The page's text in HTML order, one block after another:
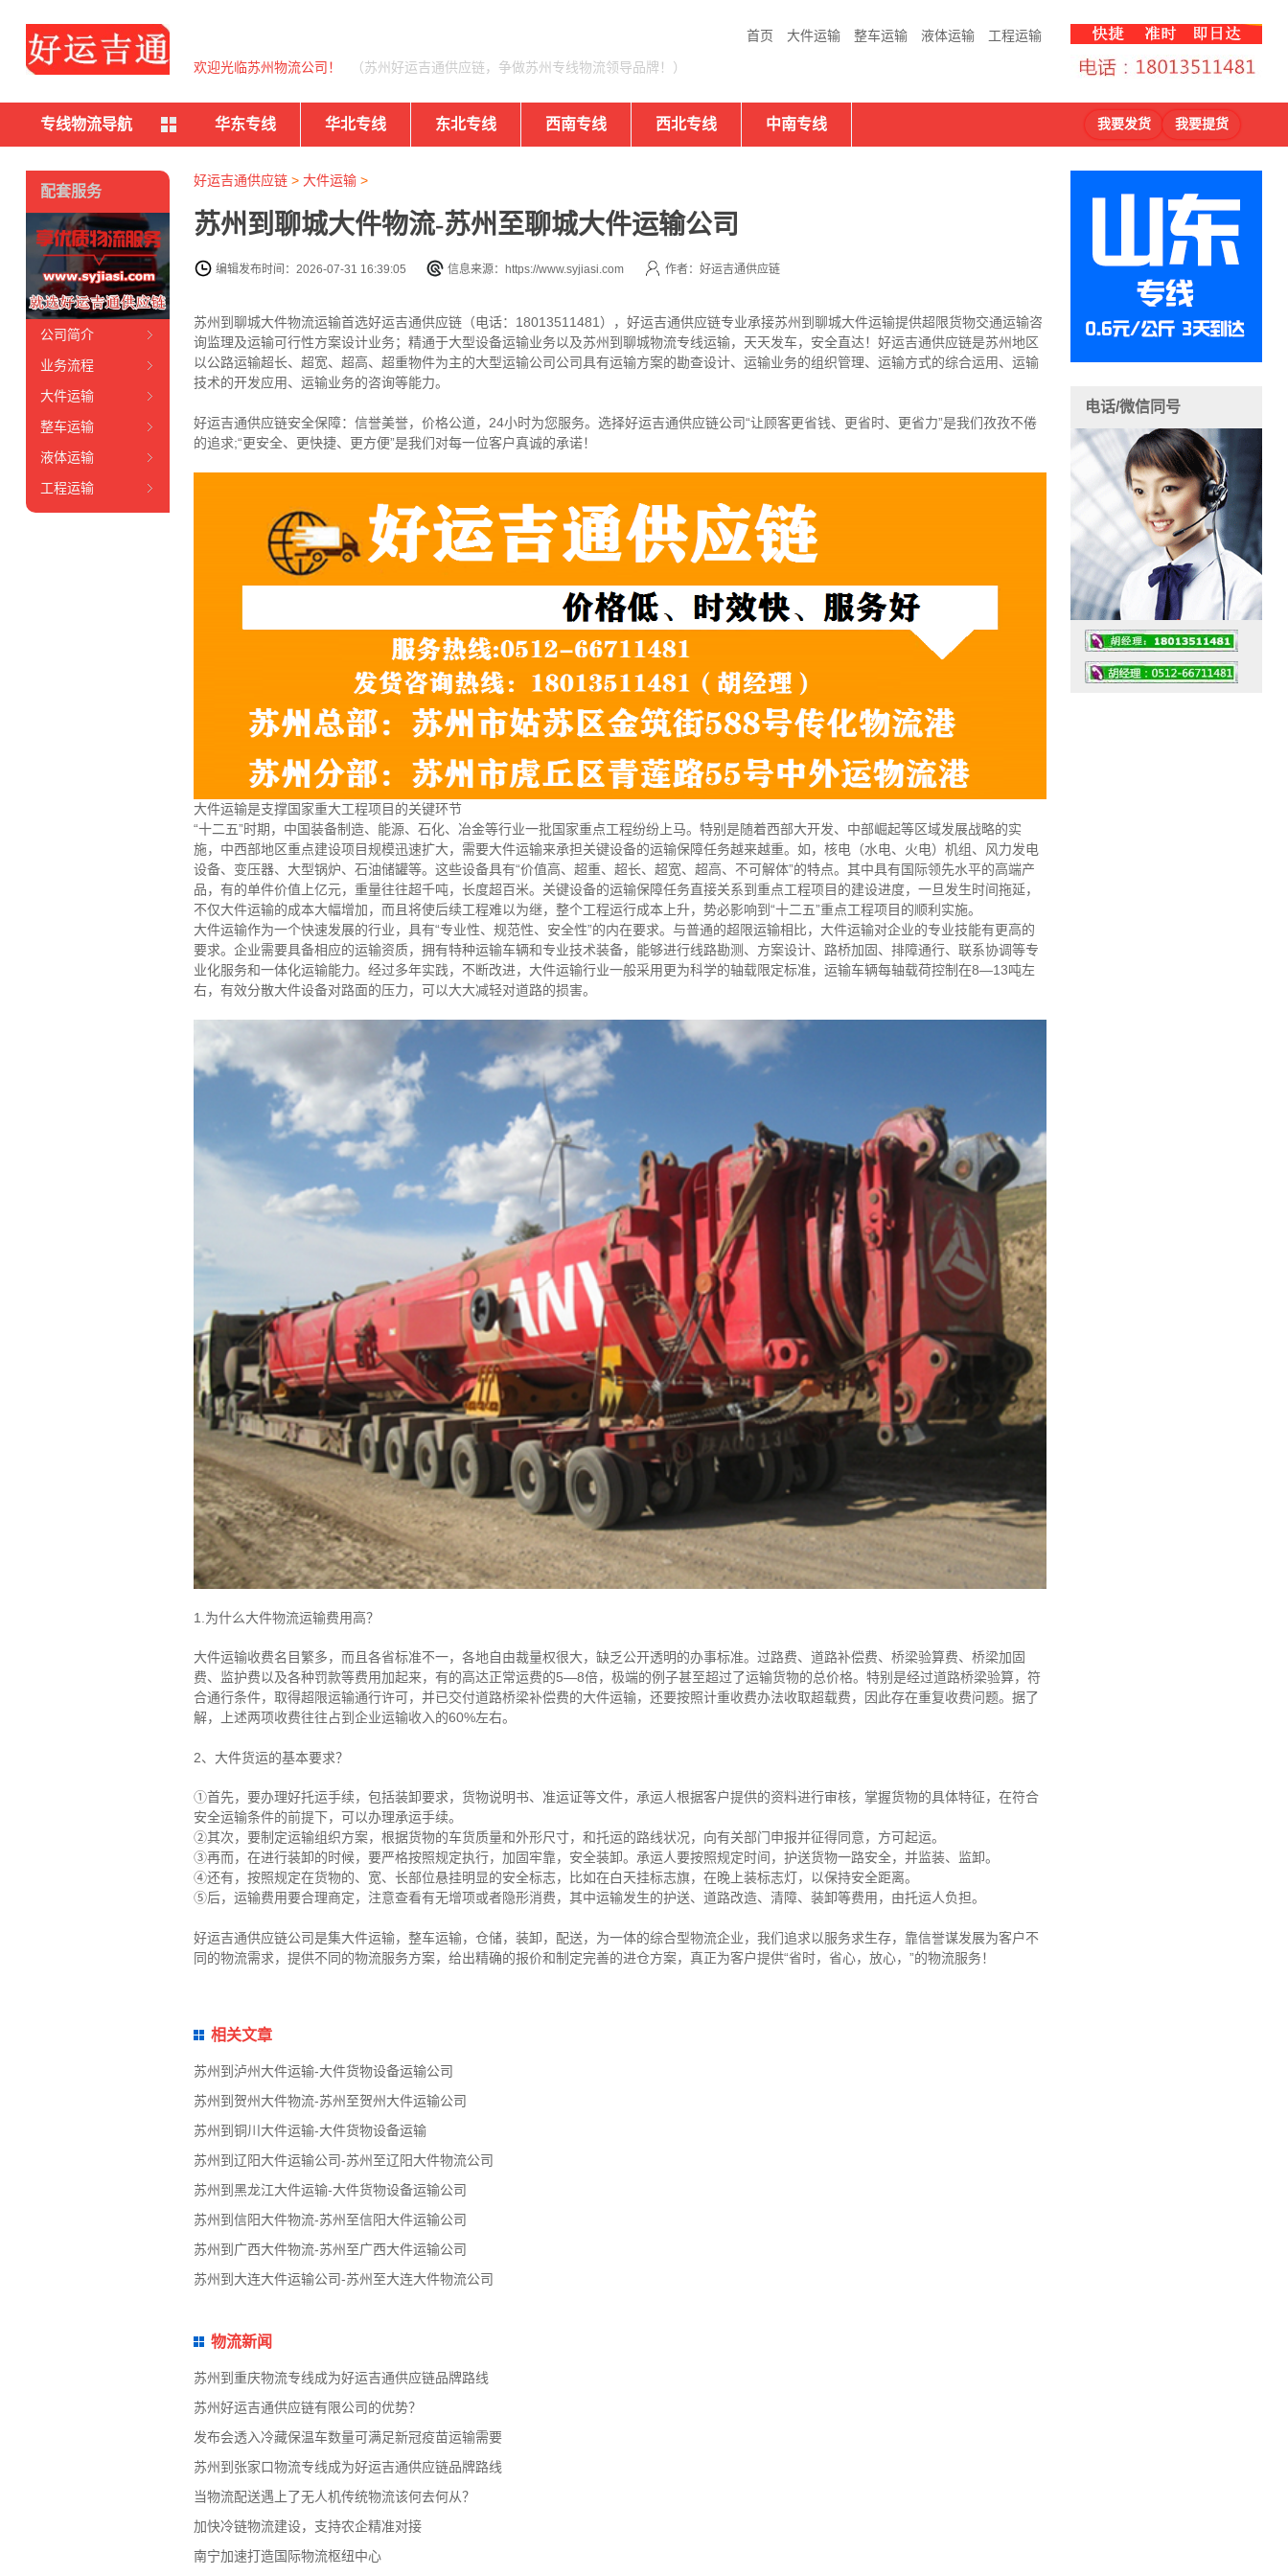
首页 大件运输 整车运输 液体运输 工程运输
欢迎光临苏州物流公司！ （苏州好运吉通供应链，争做苏州专线物流领导品牌！）
专线物流导航 华东专线 华北专线 东北专线 西南专线 西北专线 中南专线 我要发货 我要提货
好运吉通供应链> 大件运输>
苏州到聊城大件物流-苏州至聊城大件运输公司
编辑发布时间：2026-07-31 16:39:05 信息来源：https://www.syjiasi.com 作者：好运吉通供应链
苏州到聊城大件物流运输首选好运吉通供应链（电话：18013511481），好运吉通供应链专业承接苏州到聊城大件运输提供超限货物交通运输咨
询监理及运输可行性方案设计业务；精通于大型设备运输业务以及苏州到聊城物流专线运输，天天发车，安全直达！好运吉通供应链是苏州地区
以公路运输超长、超宽、超高、超重物件为主的大型运输公司公司具有运输方案的勘查设计、运输业务的组织管理、运输方式的综合运用、运输
技术的开发应用、运输业务的咨询等能力。
好运吉通供应链安全保障：信誉美誉，价格公道，24小时为您服务。选择好运吉通供应链公司“让顾客更省钱、更省时、更省力”是我们孜孜不倦
的追求;“更安全、更快捷、更方便”是我们对每一位客户真诚的承诺！
大件运输是支撑国家重大工程项目的关键环节
“十二五”时期，中国装备制造、能源、石化、冶金等行业一批国家重点工程纷纷上马。特别是随着西部大开发、中部崛起等区域发展战略的实
施，中西部地区重点建设项目规模迅速扩大，需要大件运输来承担关键设备的运输保障任务越来越重。如，核电（水电、火电）机组、风力发电
设备、变压器、大型锅炉、石油储罐等。这些设备具有“价值高、超重、超长、超宽、超高、不可解体”的特点。其中具有国际领先水平的高端产
品，有的单件价值上亿元，重量往往超千吨，长度超百米。关键设备的运输保障任务直接关系到重点工程项目的建设进度，一旦发生时间拖延，
不仅大件运输的成本大幅增加，而且将使后续工程难以为继，整个工程运行成本上升，势必影响到“十二五”重点工程项目的顺利实施。
大件运输作为一个快速发展的行业，具有“专业性、规范性、安全性”的内在要求。与普通的超限运输相比，大件运输对企业的专业技能有更高的
要求。企业需要具备相应的运输资质，拥有特种运输车辆和专业技术装备，能够进行线路勘测、方案设计、路桥加固、排障通行、联系协调等专
业化服务和一体化运输能力。经过多年实践，不断改进，大件运输行业一般采用更为科学的轴载限定标准，运输车辆每轴载荷控制在8—13吨左
右，有效分散大件设备对路面的压力，可以大大减轻对道路的损害。
1.为什么大件物流运输费用高？
大件运输收费名目繁多，而且各省标准不一，各地自由裁量权很大，缺乏公开透明的办事标准。过路费、道路补偿费、桥梁验算费、桥梁加固
费、监护费以及各种罚款等费用加起来，有的高达正常运费的5—8倍，极端的例子甚至超过了运输货物的总价格。特别是经过道路桥梁验算，符
合通行条件，取得超限运输通行许可，并已交付道路桥梁补偿费的大件运输，还要按照计重收费办法收取超载费，因此存在重复收费问题。据了
解，上述两项收费往往占到企业运输收入的60%左右。
2、大件货运的基本要求？
①首先，要办理好托运手续，包括装卸要求，货物说明书、准运证等文件，承运人根据客户提供的资料进行审核，掌握货物的具体特征，在符合
安全运输条件的前提下，可以办理承运手续。
②其次，要制定运输组织方案，根据货物的车货质量和外形尺寸，和托运的路线状况，向有关部门申报并征得同意，方可起运。
③再而，在进行装卸的时候，要严格按照规定执行，加固牢靠，安全装卸。承运人要按照规定时间，护送货物一路安全，并监装、监卸。
④还有，按照规定在货物的、宽、长部位悬挂明显的安全标志，比如在白天挂标志旗，在晚上装标志灯，以保持安全距离。
⑤后，运输费用要合理商定，注意查看有无增项或者隐形消费，其中运输发生的护送、道路改造、清障、装卸等费用，由托运人负担。
好运吉通供应链公司是集大件运输，整车运输，仓储，装卸，配送，为一体的综合型物流企业，我们追求以服务求生存，靠信誉谋发展为客户不
同的物流需求，提供不同的物流服务方案，给出精确的报价和制定完善的进仓方案，真正为客户提供“省时，省心，放心，”的物流服务！
相关文章
苏州到泸州大件运输-大件货物设备运输公司
苏州到贺州大件物流-苏州至贺州大件运输公司
苏州到铜川大件运输-大件货物设备运输
苏州到辽阳大件运输公司-苏州至辽阳大件物流公司
苏州到黑龙江大件运输-大件货物设备运输公司
苏州到信阳大件物流-苏州至信阳大件运输公司
苏州到广西大件物流-苏州至广西大件运输公司
苏州到大连大件运输公司-苏州至大连大件物流公司
物流新闻
苏州到重庆物流专线成为好运吉通供应链品牌路线
苏州好运吉通供应链有限公司的优势？
发布会透入冷藏保温车数量可满足新冠疫苗运输需要
苏州到张家口物流专线成为好运吉通供应链品牌路线
当物流配送遇上了无人机传统物流该何去何从？
加快冷链物流建设，支持农企精准对接
南宁加速打造国际物流枢纽中心
配套服务
公司简介
业务流程
大件运输
整车运输
液体运输
工程运输
电话/微信同号